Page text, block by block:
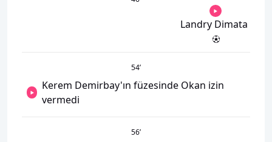
Landry Dimata
54’
Kerem Demirbay'ın füzesinde Okan izin
vermedi
56’